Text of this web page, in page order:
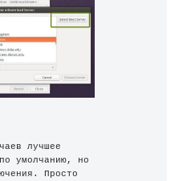
лучшее
умолчанию, но
Просто